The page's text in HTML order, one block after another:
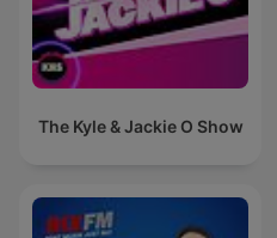
The Kyle & Jackie O Show